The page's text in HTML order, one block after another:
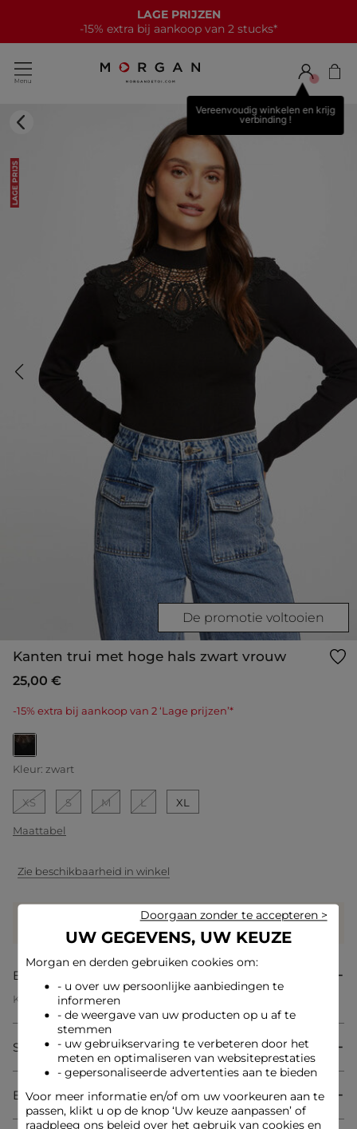
LAGE PRIJZEN
-15% extra bij aankoop van 2 stucks*
Vereenvoudig winkelen en krijg
verbinding !
LAGE PRIJS
De promotie voltooien
Kanten trui met hoge hals zwart vrouw
25,00 €
-15% extra bij aankoop van 2 ‘Lage prijzen’*
geselecteerd
Kleur: zwart
XS S M L XL
Maattabel
Zie beschikbaarheid in winkel
25 hartjes met dit product
Log in of registreer
Beschrijving
Kanten trui met hoge hals
Getailleerde snit
Opstaande kraag
Lange mouwen
Split aan de achterkant met twee knopen
Fijn breiwerk
Kanten inzetstukken met schulprand en doorschijnend detail
bij de halslijn
Referentie: 32536300991930100 242-MVIVIA
Samenstelling & onderhoud
Bezorging & Retourzending
UW GEGEVENS, UW KEUZE
Morgan en derden gebruiken cookies om:
- u over uw persoonlijke aanbiedingen te
informeren
- de weergave van uw producten op u af te
stemmen
- uw gebruikservaring te verbeteren door het
meten en optimaliseren van websiteprestaties
- gepersonaliseerde advertenties aan te bieden
Voor meer informatie en/of om uw voorkeuren aan te
passen, klikt u op de knop ‘Uw keuze aanpassen’ of
raadpleegons beleid over het gebruik van cookies en
Doorgaan zonder te accepteren >